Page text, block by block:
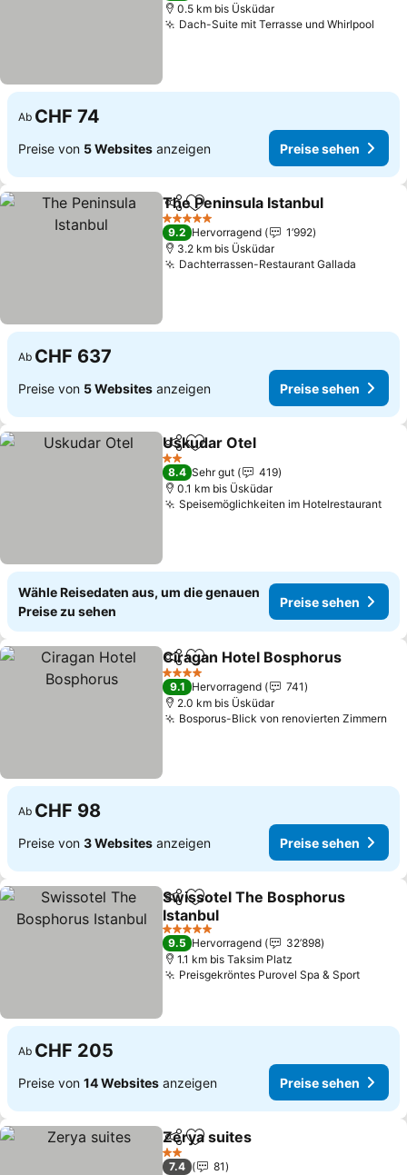
0.5 km bis Üsküdar
Dach-Suite mit Terrasse und Whirlpool
Ab CHF 74
Preise von 5 Websites anzeigen Preise sehen
TeilenZu Favoriten hinzufügen
The Peninsula Istanbul
5 Sterne
9.2 Hervorragend
1’992
3.2 km bis Üsküdar
Dachterrassen-Restaurant Gallada
Ab CHF 637
Preise von 5 Websites anzeigen Preise sehen
TeilenZu Favoriten hinzufügen
Uskudar Otel
2 Sterne
8.4 Sehr gut
419
0.1 km bis Üsküdar
Speisemöglichkeiten im Hotelrestaurant
Wähle Reisedaten aus, um die genauen
Preise zu sehen
Preise sehen
TeilenZu Favoriten hinzufügen
Ciragan Hotel Bosphorus
4 Sterne
9.1 Hervorragend
741
2.0 km bis Üsküdar
Bosporus-Blick von renovierten Zimmern
Ab CHF 98
Preise von 3 Websites anzeigen Preise sehen
TeilenZu Favoriten hinzufügen
Swissotel The Bosphorus
Istanbul
Preise sehen
5 Sterne
9.5 Hervorragend
32’898
1.1 km bis Taksim Platz
Preisgekröntes Purovel Spa & SportPreise
Ab CHF 205
Preise von 14 Websites anzeigen Preise sehen
TeilenZu Favoriten hinzufügen
Zerya suites
2 Sterne
7.4
81